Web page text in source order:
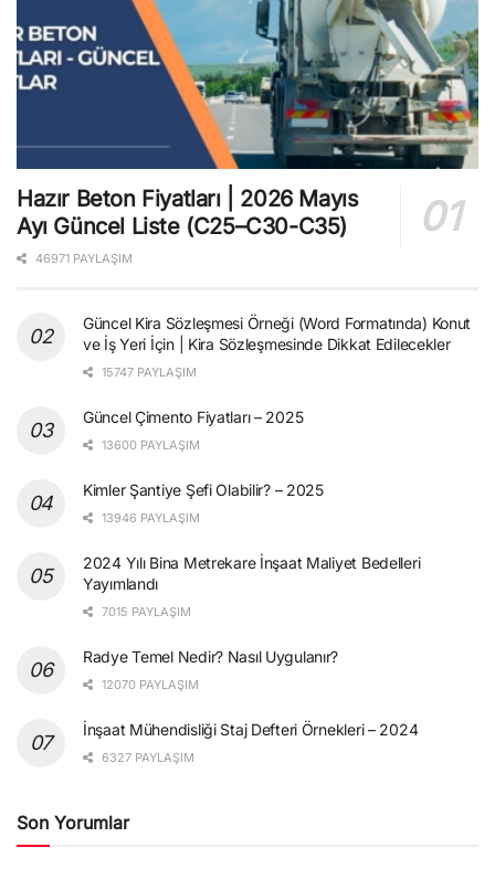
Hazır Beton Fiyatları | 2026 Mayıs
Ayı Güncel Liste (C25–C30-C35)
46971 PAYLAŞIM
Güncel Kira Sözleşmesi Örneği (Word Formatında) Konut
ve İş Yeri İçin | Kira Sözleşmesinde Dikkat Edilecekler
15747 PAYLAŞIM
Güncel Çimento Fiyatları – 2025
13600 PAYLAŞIM
Kimler Şantiye Şefi Olabilir? – 2025
13946 PAYLAŞIM
2024 Yılı Bina Metrekare İnşaat Maliyet Bedelleri
Yayımlandı
7015 PAYLAŞIM
Radye Temel Nedir? Nasıl Uygulanır?
12070 PAYLAŞIM
İnşaat Mühendisliği Staj Defteri Örnekleri – 2024
6327 PAYLAŞIM
Son Yorumlar